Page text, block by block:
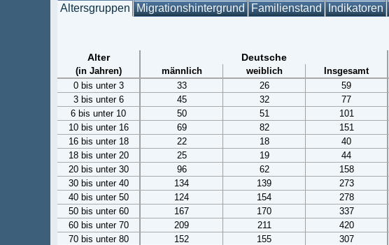
Altersgruppen Migrationshintergrund Familienstand Indikatoren
Alter Deutsche
(in Jahren) männlich weiblich Insgesamt
0 bis unter 3
33 26 59
3 bis unter 6
45 32 77
6 bis unter 10
50 51 101
10 bis unter 16
69 82 151
16 bis unter 18
22 18 40
18 bis unter 20
25 19 44
20 bis unter 30
96 62 158
30 bis unter 40
134 139 273
40 bis unter 50
124 154 278
50 bis unter 60
167 170 337
60 bis unter 70
209 211 420
70 bis unter 80
152 155 307